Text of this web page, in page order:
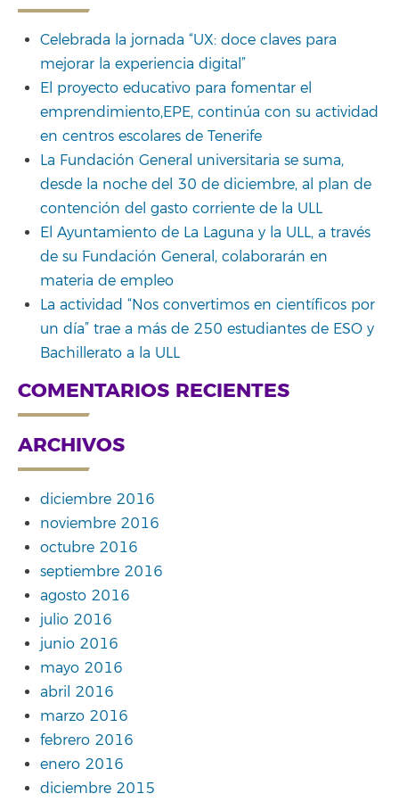
Celebrada la jornada “UX: doce claves para
mejorar la experiencia digital”
El proyecto educativo para fomentar el
emprendimiento,EPE, continúa con su actividad
en centros escolares de Tenerife
La Fundación General universitaria se suma,
desde la noche del 30 de diciembre, al plan de
contención del gasto corriente de la ULL
El Ayuntamiento de La Laguna y la ULL, a través
de su Fundación General, colaborarán en
materia de empleo
La actividad “Nos convertimos en científicos por
un día” trae a más de 250 estudiantes de ESO y
Bachillerato a la ULL
COMENTARIOS RECIENTES
ARCHIVOS
diciembre 2016
noviembre 2016
octubre 2016
septiembre 2016
agosto 2016
julio 2016
junio 2016
mayo 2016
abril 2016
marzo 2016
febrero 2016
enero 2016
diciembre 2015